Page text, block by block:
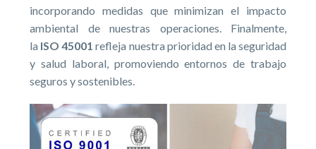
incorporando medidas que minimizan el impacto
ambiental de nuestras operaciones. Finalmente,
la ISO 45001 refleja nuestra prioridad en la seguridad
y salud laboral, promoviendo entornos de trabajo
seguros y sostenibles.